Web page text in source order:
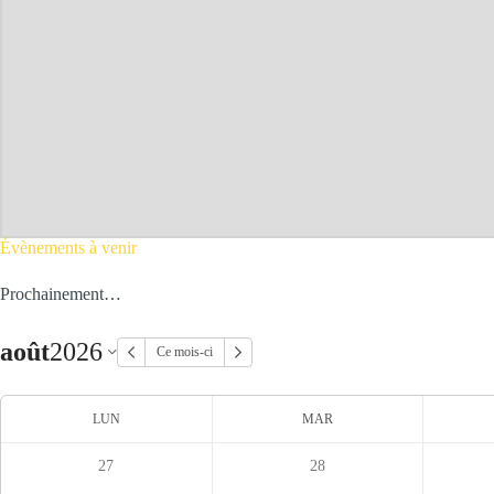
Évènements à venir
Prochainement…
août2026 Ce mois-ci
LUN MAR
27 28